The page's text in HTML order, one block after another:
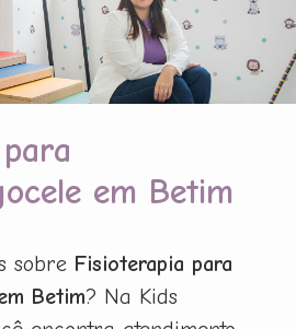
em Betim
sobre Fisioterapia para
Betim? Na Kids